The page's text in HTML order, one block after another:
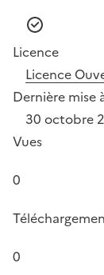
Licence
Licence
Dernière mise
30 octobre
Vues
0
0